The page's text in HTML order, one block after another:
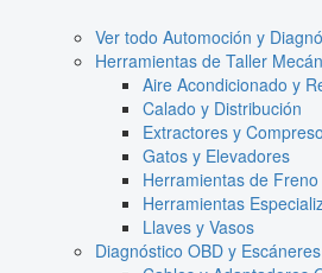
Ver todo Automoción y
Herramientas de Taller
Aire Acondicionado y
Calado y Distribución
Extractores y
Gatos y Elevadores
Herramientas de
Herramientas
Llaves y Vasos
Diagnóstico OBD y Escáneres